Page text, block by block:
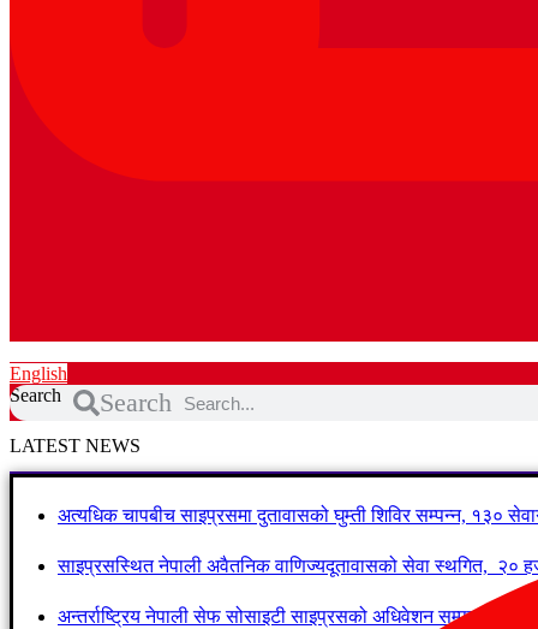
English
Search
Search
LATEST NEWS
अत्यधिक चापबीच साइप्रसमा दुतावासको घुम्ती शिविर सम्पन्न, १३०
साइप्रसस्थित नेपाली अवैतनिक वाणिज्यदूतावासको सेवा स्थगित, २०
अन्तर्राष्ट्रिय नेपाली सेफ सोसाइटी साइप्रसको अधिवेशन सम्पन्न, नयाँ